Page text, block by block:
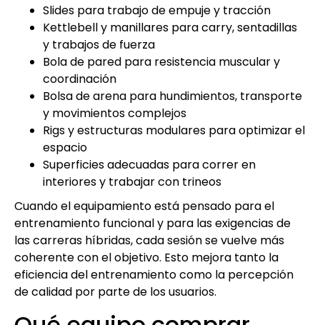
Slides para trabajo de empuje y tracción
Kettlebell y manillares para carry, sentadillas
y trabajos de fuerza
Bola de pared para resistencia muscular y
coordinación
Bolsa de arena para hundimientos, transporte
y movimientos complejos
Rigs y estructuras modulares para optimizar el
espacio
Superficies adecuadas para correr en
interiores y trabajar con trineos
Cuando el equipamiento está pensado para el
entrenamiento funcional y para las exigencias de
las carreras híbridas, cada sesión se vuelve más
coherente con el objetivo. Esto mejora tanto la
eficiencia del entrenamiento como la percepción
de calidad por parte de los usuarios.